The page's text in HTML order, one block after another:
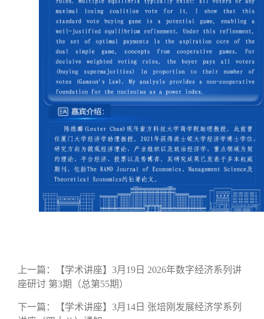
上一篇：
【学术讲座】3月19日 2026年数字经济系列讲
座研讨 第3期（总第55期）
下一篇：
【学术讲座】3月14日 张培刚发展经济学系列